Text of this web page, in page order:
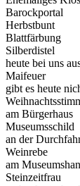
Barockportal
Herbstbunt
Blattfärbung
Silberdistel
heute bei uns
Maifeuer
gibt es heute
am Bürgerhaus
Museumsschild
an der
Weinrebe
am
Steinzeitfrau